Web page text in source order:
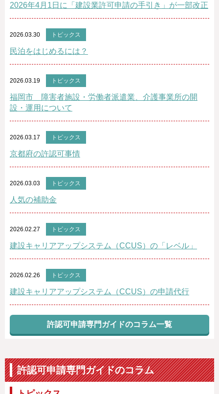
2026年4月1日に「建設業許可申請の手引き」が一部改正
2026.03.30 トピックス
民泊をはじめるには？
2026.03.19 トピックス
福岡市 障害者施設・労働者派遣業、介護事業所の開
設・運用について
2026.03.17 トピックス
京都府の許認可事情
2026.03.03 トピックス
人気の補助金
2026.02.27 トピックス
建設キャリアアップシステム（CCUS）の「レベル」
2026.02.26 トピックス
建設キャリアアップシステム（CCUS）の申請代行
許認可申請専門ガイドのコラム一覧
許認可申請専門ガイドのコラム